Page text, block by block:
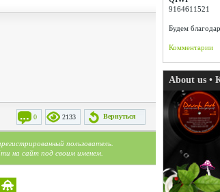
Вернуться
2133
0
пользователь.
на сайт под своим именем.
9164611521
Будем
Комментарии
About us •